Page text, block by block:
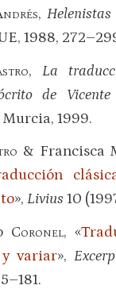
, Helenistas
1988,
, La
de
1999.
& Francisca
»,Livius10
Coronel, «
variar»,